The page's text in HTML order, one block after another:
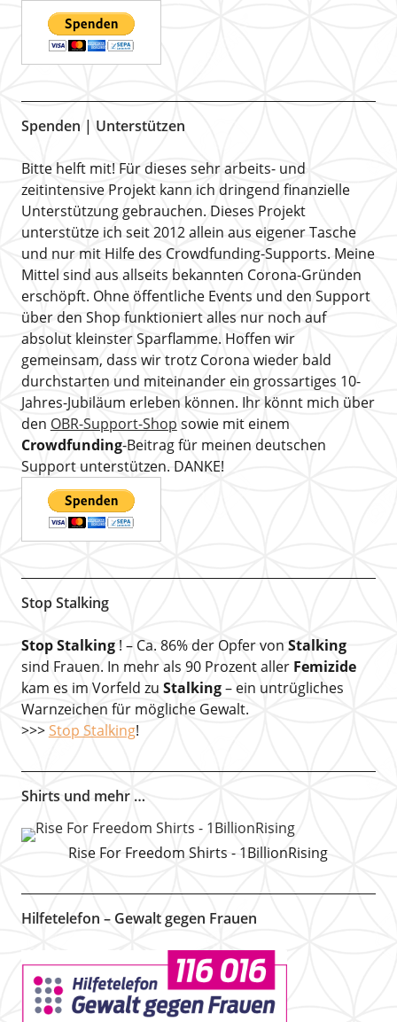
Spenden | Unterstützen
Bitte helft mit! Für dieses sehr arbeits- und
zeitintensive Projekt kann ich dringend finanzielle
Unterstützung gebrauchen. Dieses Projekt
unterstütze ich seit 2012 allein aus eigener Tasche
und nur mit Hilfe des Crowdfunding-Supports. Meine
Mittel sind aus allseits bekannten Corona-Gründen
erschöpft. Ohne öffentliche Events und den Support
über den Shop funktioniert alles nur noch auf
absolut kleinster Sparflamme. Hoffen wir
gemeinsam, dass wir trotz Corona wieder bald
durchstarten und miteinander ein grossartiges 10-
Jahres-Jubiläum erleben können. Ihr könnt mich über
den OBR-Support-Shop sowie mit einem
Crowdfunding-Beitrag für meinen deutschen
Support unterstützen. DANKE!
Stop Stalking
Stop Stalking! – Ca. 86% der Opfer von Stalking
sind Frauen. In mehr als 90 Prozent aller Femizide
kam es im Vorfeld zu Stalking– ein untrügliches
Warnzeichen für mögliche Gewalt.
>>> Stop Stalking!
Shirts und mehr …
Rise For Freedom Shirts - 1BillionRising
Hilfetelefon – Gewalt gegen Frauen